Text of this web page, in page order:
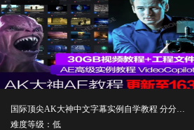
国际顶尖AK大神中文字幕实例自学教程 分分钟秒成大神！
难度等级：低